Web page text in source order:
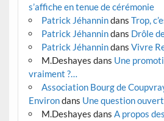
s’affiche en tenue de cérémonie
Patrick Jéhannindans Trop,
Patrick Jéhannindans Drôle
Patrick Jéhannindans Vivre
M.Deshayes dans Une
vraiment ?…
Association Bourg de
Environdans Une question
M.Deshayes dans A propos